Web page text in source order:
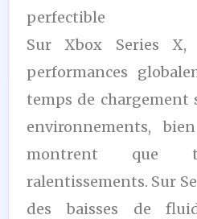
perfectible
Sur Xbox Series
performances
temps de chargement
environnements,
montrent que
ralentissements. Sur
des baisses de